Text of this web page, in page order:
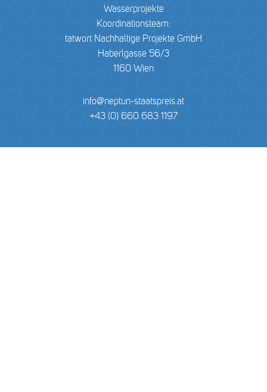
Wasserprojekte
Koordinationsteam:
tatwort Nachhaltige Projekte GmbH
Haberlgasse 56/3
1160 Wien
info@neptun-staatspreis.at
+43 (0) 660 683 1197